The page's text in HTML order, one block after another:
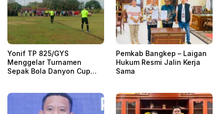
Yonif TP 825/GYS
Menggelar Turnamen
Sepak Bola Danyon Cup
Pemkab Bangkep – Laigan
Hukum Resmi Jalin Kerja
Sama